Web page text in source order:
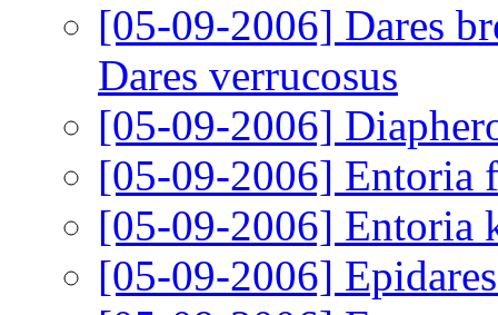
[05-09-2006] Dares
Dares verrucosus
[05-09-2006]
[05-09-2006] Entoria
[05-09-2006] Entoria
[05-09-2006]